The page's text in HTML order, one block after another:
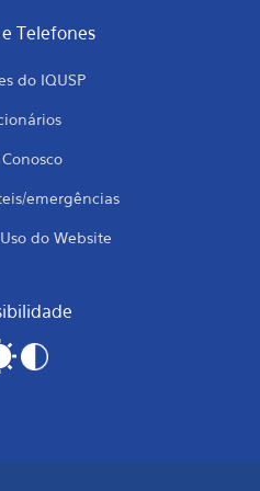
Telefones
do IQUSP
emergências
do Website